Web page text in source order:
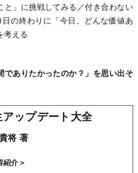
と」に挑戦してみる／付き合わない
の終わりに「今日、どんな価値あ
考える
でありたかったのか？」を思い出そ
アップデート大全
将 著
紹介＞